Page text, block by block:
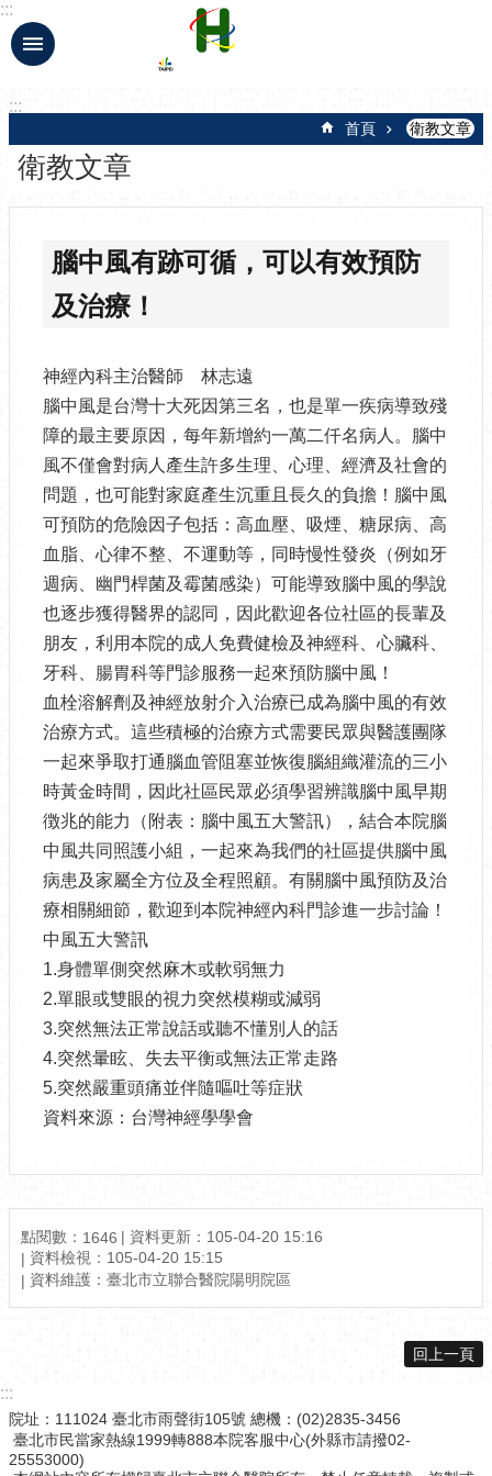
跳到主要內容區塊
:::
:::
首頁 衛教文章
衛教文章
腦中風有跡可循，可以有效預防
及治療！
神經內科主治醫師 林志遠
腦中風是台灣十大死因第三名，也是單一疾病導致殘
障的最主要原因，每年新增約一萬二仟名病人。腦中
風不僅會對病人產生許多生理、心理、經濟及社會的
問題，也可能對家庭產生沉重且長久的負擔！腦中風
可預防的危險因子包括：高血壓、吸煙、糖尿病、高
血脂、心律不整、不運動等，同時慢性發炎（例如牙
週病、幽門桿菌及霉菌感染）可能導致腦中風的學說
也逐步獲得醫界的認同，因此歡迎各位社區的長輩及
朋友，利用本院的成人免費健檢及神經科、心臟科、
牙科、腸胃科等門診服務一起來預防腦中風！
血栓溶解劑及神經放射介入治療已成為腦中風的有效
治療方式。這些積極的治療方式需要民眾與醫護團隊
一起來爭取打通腦血管阻塞並恢復腦組織灌流的三小
時黃金時間，因此社區民眾必須學習辨識腦中風早期
徴兆的能力（附表：腦中風五大警訊），結合本院腦
中風共同照護小組，一起來為我們的社區提供腦中風
病患及家屬全方位及全程照顧。有關腦中風預防及治
療相關細節，歡迎到本院神經內科門診進一步討論！
中風五大警訊
1.身體單側突然麻木或軟弱無力
2.單眼或雙眼的視力突然模糊或減弱
3.突然無法正常說話或聽不懂別人的話
4.突然暈眩、失去平衡或無法正常走路
5.突然嚴重頭痛並伴隨嘔吐等症狀
資料來源：台灣神經學學會
點閱數： 1646
資料更新：105-04-20 15:16
資料檢視：105-04-20 15:15
資料維護：臺北市立聯合醫院陽明院區
回上一頁
:::
院址：111024 臺北市雨聲街105號 總機：(02)2835-3456
臺北市民當家熱線1999轉888本院客服中心(外縣市請撥02-
25553000)